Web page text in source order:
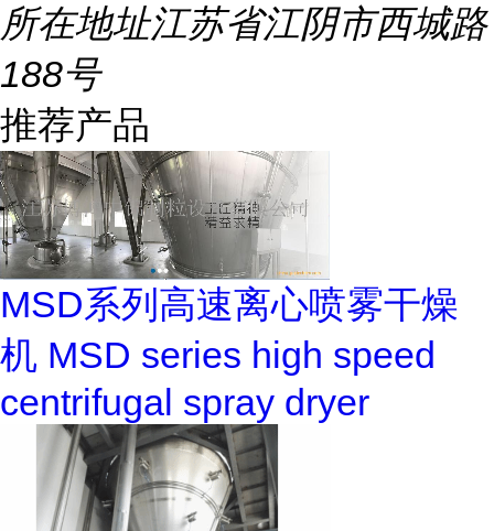
所在地址江苏省江阴市西城路
188号
推荐产品
MSD系列高速离心喷雾干燥
机 MSD series high speed
centrifugal spray dryer